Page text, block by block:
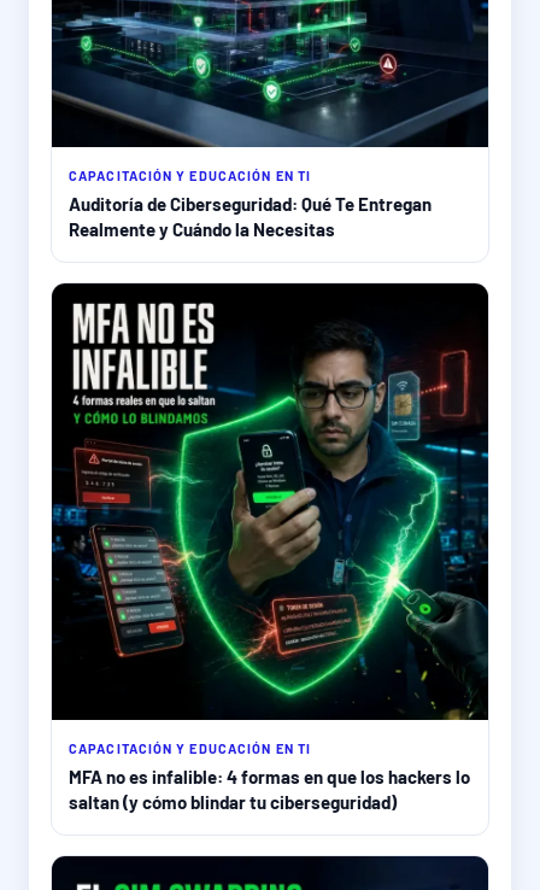
CAPACITACIÓN Y EDUCACIÓN EN TI
Auditoría de Ciberseguridad: Qué Te Entregan
Realmente y Cuándo la Necesitas
CAPACITACIÓN Y EDUCACIÓN EN TI
MFA no es infalible: 4 formas en que los hackers lo
saltan (y cómo blindar tu ciberseguridad)